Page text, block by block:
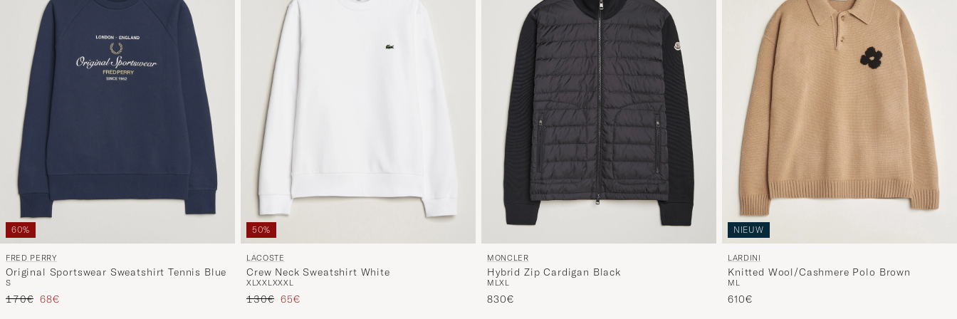
60%
FRED PERRY
Original Sportswear Sweatshirt Tennis Blue
S
Reguliere prijs
170€ Verlaagd prijs
68€
50%
LACOSTE
Crew Neck Sweatshirt White
XLXXL XXXL
Reguliere prijs
130€ Verlaagd prijs
65€
MONCLER
Hybrid Zip Cardigan Black
M LXL
830€
NIEUW
LARDINI
Knitted Wool/Cashmere Polo Brown
M L
610€